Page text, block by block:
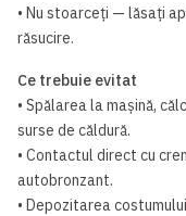
• Nu stoarceți — lăsați
răsucire.
Ce trebuie evitat
• Spălarea la mașină,
surse de căldură.
• Contactul direct cu
autobronzant.
• Depozitarea